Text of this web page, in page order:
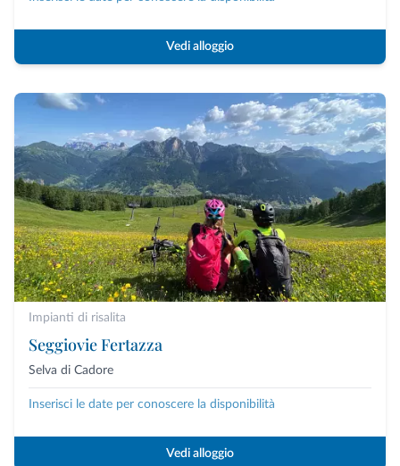
Vedi alloggio
Impianti di risalita
Seggiovie Fertazza
Selva di Cadore
Inserisci le date per conoscere la disponibilità
Vedi alloggio